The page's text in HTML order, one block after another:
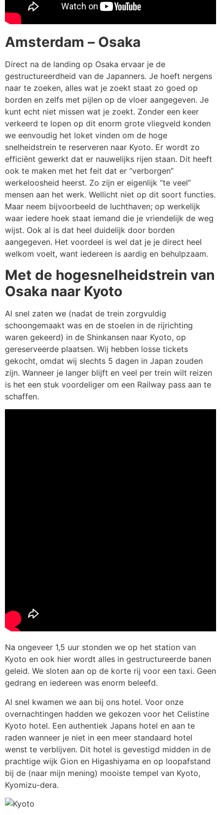
Amsterdam – Osaka
Direct na de landing op Osaka ervaar je de
gestructureerdheid van de Japanners. Je hoeft nergens
naar te zoeken, alles wat je zoekt staat zo goed op
borden en zelfs met pijlen op de vloer aangegeven. Je
kunt echt niet missen wat je zoekt. Zonder een keer
verkeerd te lopen op dit enorm grote vliegveld konden
we eenvoudig het loket vinden om de hoge
snelheidstrein te reserveren naar Kyoto. Er wordt zo
efficiënt gewerkt dat er nauwelijks rijen staan. Dit heeft
ook te maken met het feit dat er “verborgen”
werkeloosheid heerst. Zo zijn er eigenlijk “te veel”
mensen aan het werk. Wellicht niet op dit soort functies.
Maar neem bijvoorbeeld de luchthaven; op werkelijk
waar iedere hoek staat iemand die je vriendelijk de weg
wijst. Ook al is dat heel duidelijk door borden
aangegeven. Het voordeel is wel dat je je direct heel
welkom voelt, want iedereen is aardig en behulpzaam.
Met de hogesnelheidstrein van
Osaka naar Kyoto
Al snel zaten we (nadat de trein zorgvuldig
schoongemaakt was en de stoelen in de rijrichting
waren gekeerd) in de Shinkansen naar Kyoto, op
gereserveerde plaatsen. Wij hebben losse tickets
gekocht, omdat wij slechts 5 dagen in Japan zouden
zijn. Wanneer je langer blijft en veel per trein wilt reizen
is het een stuk voordeliger om een Railway pass aan te
schaffen.
Na ongeveer 1,5 uur stonden we op het station van
Kyoto en ook hier wordt alles in gestructureerde banen
geleid. We sloten aan op de korte rij voor een taxi. Geen
gedrang en iedereen was enorm beleefd.
Al snel kwamen we aan bij ons hotel. Voor onze
overnachtingen hadden we gekozen voor het Celistine
Kyoto hotel. Een authentiek Japans hotel en aan te
raden wanneer je niet in een meer standaard hotel
wenst te verblijven. Dit hotel is gevestigd midden in de
prachtige wijk Gion en Higashiyama en op loopafstand
bij de (naar mijn mening) mooiste tempel van Kyoto,
Kyomizu-dera.